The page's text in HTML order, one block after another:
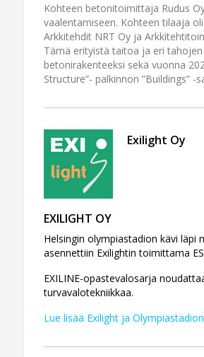
Kohteen betonitoimittaja Rudus
vaalentamiseen. Kohteen tilaaja
Arkkitehdit NRT Oy ja
Tämä erityistä taitoa ja eri
betonirakenteeksi sekä vuonna
Structure”- palkinnon ”Buildings” -
Exilight Oy
EXILIGHT OY
Helsingin olympiastadion kävi läpi
asennettiin Exilightin toimittama
EXILINE-opastevalosarja
turvavalotekniikkaa.
Lue lisää Exilight ja